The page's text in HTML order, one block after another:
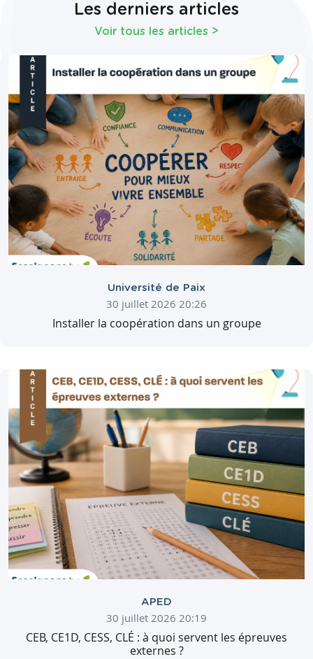
Les derniers articles
Voir tous les articles >
Université de Paix
30 juillet 2026 20:26
Installer la coopération dans un groupe
APED
30 juillet 2026 20:19
CEB, CE1D, CESS, CLÉ : à quoi servent les épreuves
externes ?